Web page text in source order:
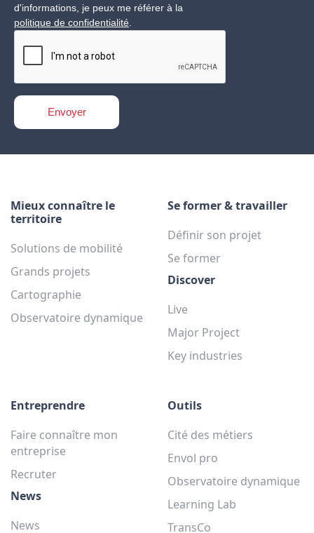
d'informations, je peux me référer à la
politique de confidentialité
Mieux connaître le
territoire
Solutions de mobilité
Grands projets
Cartographie
Observatoire dynamique
Se former & travailler
Définir son projet
Se former
Discover
Live
Major Project
Key industries
Entreprendre
Faire connaître mon
entreprise
Recruter
News
News
Outils
Cité des métiers
Envol pro
Observatoire dynamique
Learning Lab
TransCo